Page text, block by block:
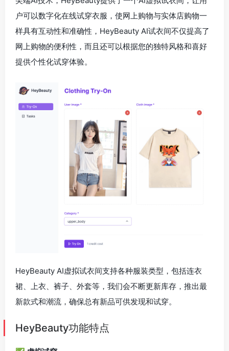
户可以数字化在线试穿衣服，使网上购物与实体店购物一
样具有互动性和准确性，HeyBeauty AI试衣间不仅提高了
网上购物的便利性，而且还可以根据您的独特风格和喜好
提供个性化试穿体验。
HeyBeauty AI虚拟试衣间支持各种服装类型，包括连衣
裙、上衣、裤子、外套等，我们会不断更新库存，推出最
新款式和潮流，确保总有新品可供发现和试穿。
HeyBeauty功能特点